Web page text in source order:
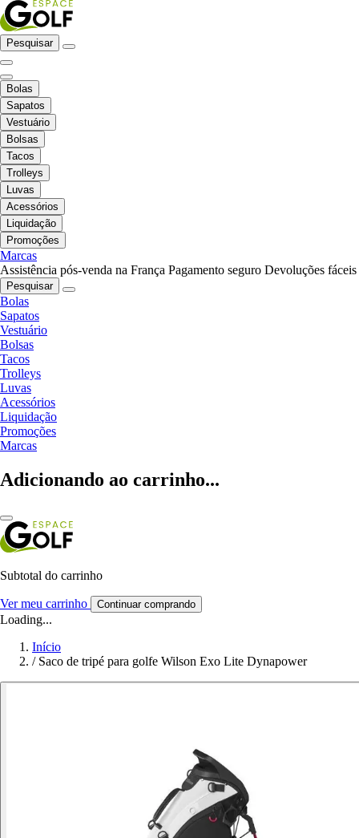
Pesquisar
Bolas
Sapatos
Vestuário
Bolsas
Tacos
Trolleys
Luvas
Acessórios
Liquidação
Promoções
Marcas
Assistência pós-venda na França Pagamento seguro Devoluções fáceis
Pesquisar
Bolas
Sapatos
Vestuário
Bolsas
Tacos
Trolleys
Luvas
Acessórios
Liquidação
Promoções
Marcas
Adicionando ao carrinho...
Subtotal do carrinho
Ver meu carrinho Continuar comprando
Loading...
Início
/ Saco de tripé para golfe Wilson Exo Lite Dynapower